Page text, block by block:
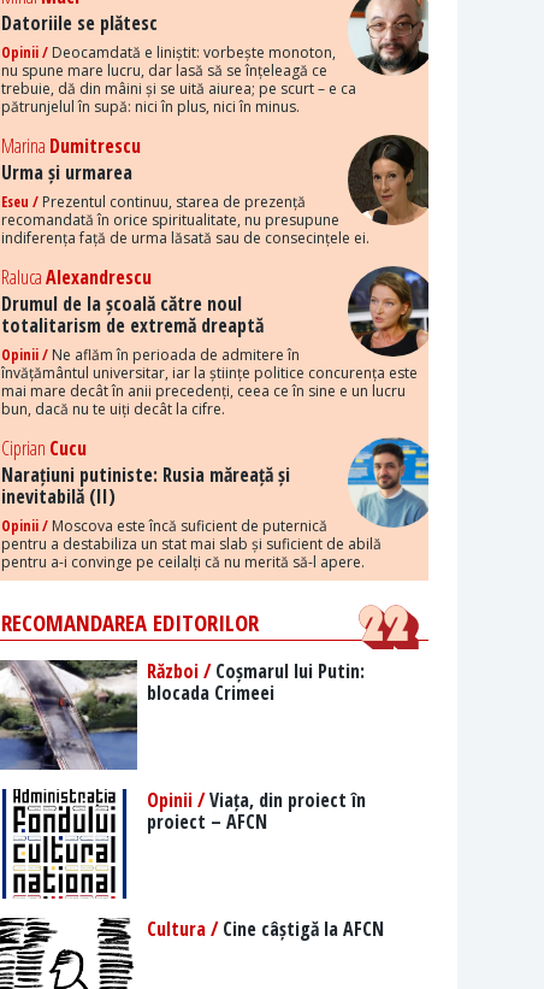
Datoriile se plătesc
Opinii / Deocamdată e liniștit: vorbește monoton,
nu spune mare lucru, dar lasă să se înțeleagă ce
trebuie, dă din mâini și se uită aiurea; pe scurt – e ca
pătrunjelul în supă: nici în plus, nici în minus.
Marina Dumitrescu
Urma și urmarea
Eseu / Prezentul continuu, starea de prezență
recomandată în orice spiritualitate, nu presupune
indiferența față de urma lăsată sau de consecințele ei.
RalucaAlexandrescu
Drumul de la școală către noul
totalitarism de extremă dreaptă
Opinii / Ne aflăm în perioada de admitere în
învățământul universitar, iar la științe politice concurența este
mai mare decât în anii precedenți, ceea ce în sine e un lucru
bun, dacă nu te uiți decât la cifre.
Ciprian Cucu
Narațiuni putiniste: Rusia măreață și
inevitabilă (II)
Opinii / Moscova este încă suficient de puternică
pentru a destabiliza un stat mai slab și suficient de abilă
pentru a-i convinge pe ceilalți că nu merită să-l apere.
RECOMANDAREA EDITORILOR
Război /Coșmarul lui Putin:
blocada Crimeei
Opinii /Viața, din proiect în
proiect – AFCN
Cultura /Cine câștigă la AFCN